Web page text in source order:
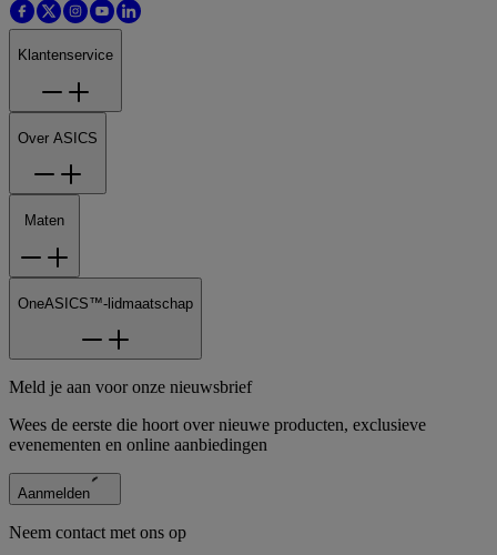
Klantenservice
Over ASICS
Maten
OneASICS™-lidmaatschap
Meld je aan voor onze nieuwsbrief
Wees de eerste die hoort over nieuwe producten, exclusieve
evenementen en online aanbiedingen
Aanmelden
Neem contact met ons op